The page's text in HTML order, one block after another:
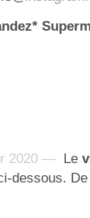
2020 — Le
dessous.